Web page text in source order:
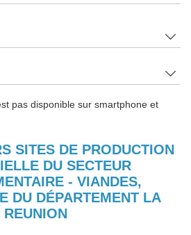
pas disponible sur smartphone et
SITES DE PRODUCTION
DU SECTEUR
- VIANDES,
DU DÉPARTEMENT LA
REUNION